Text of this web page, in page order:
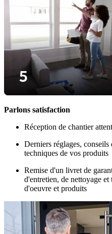
Parlons satisfaction
Réception de chantier
Derniers réglages,
techniques de vos produits
Remise d'un livret de
d'entretien, de nettoyage et
d'oeuvre et produits